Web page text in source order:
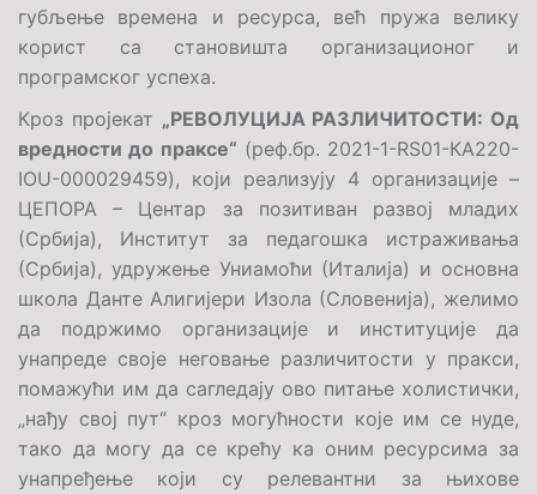
губљење времена и ресурса, већ пружа велику
корист са становишта организационог и
програмског успеха.
Кроз пројекат „РЕВОЛУЦИЈА РАЗЛИЧИТОСТИ: Од
вредности до праксе“ (реф.бр. 2021-1-RS01-КА220-
IOU-000029459), који реализују 4 организације –
ЦЕПОРА – Центар за позитиван развој младих
(Србија), Институт за педагошка истраживања
(Србија), удружење Униамоћи (Италија) и основна
школа Данте Алигијери Изола (Словенија), желимо
да подржимо организације и институције да
унапреде своје неговање различитости у пракси,
помажући им да сагледају ово питање холистички,
„нађу свој пут“ кроз могућности које им се нуде,
тако да могу да се крећу ка оним ресурсима за
унапређење који су релевантни за њихове